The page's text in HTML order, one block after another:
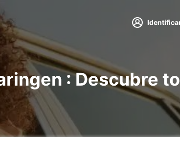
: Descubre